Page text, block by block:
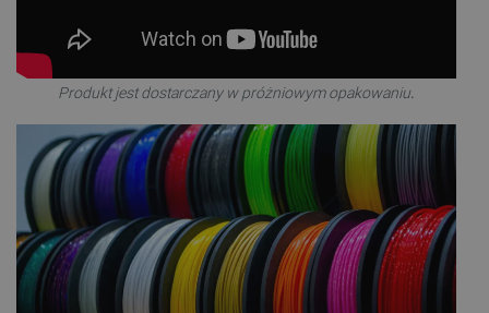
Produkt jest dostarczany w próżniowym opakowaniu.